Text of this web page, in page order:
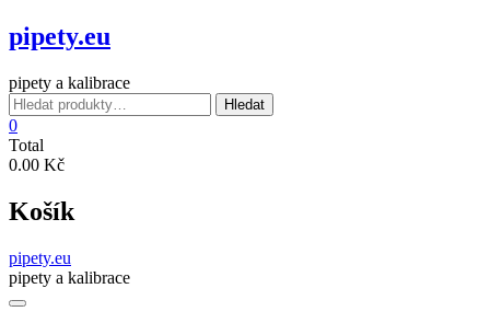
Skip
to
pipety.eu
pipety a kalibrace
Hledat:
Hledat
0
Total
0.00 Kč
Košík
pipety.eu
pipety a kalibrace